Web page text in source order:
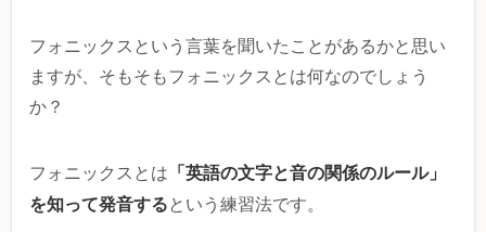
フォニックスという言葉を聞いたことがあるかと思い
ますが、そもそもフォニックスとは何なのでしょう
か？
フォニックスとは 「英語の文字と音の関係のルール」
を知って発音するという練習法です。